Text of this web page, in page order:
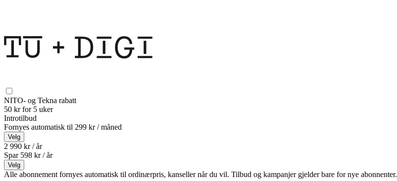
NITO- og Tekna rabatt
50 kr for 5 uker
Introtilbud
Fornyes automatisk til 299 kr / måned
Velg
2 990 kr / år
Spar 598 kr /år
Velg
Alle abonnement fornyes automatisk til ordinærpris, kanseller når du vil. Tilbud og kampanjer gjelder bare for nye abonnenter.